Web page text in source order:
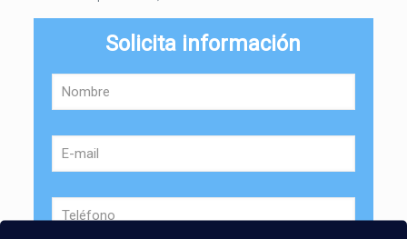
Solicita información